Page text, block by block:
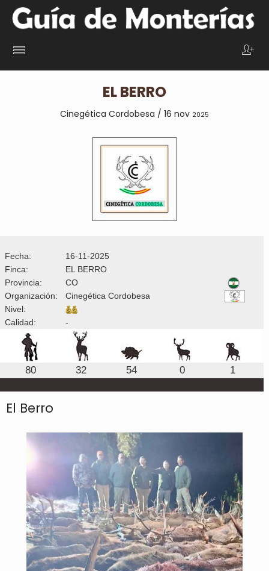
EL BERRO
Cinegética Cordobesa / 16 nov 2025
Fecha:
16-11-2025
Finca:
EL BERRO
Provincia:
CO
Organización:
Cinegética Cordobesa
Nivel:
Calidad:
-
80 32 54 0 1
El Berro